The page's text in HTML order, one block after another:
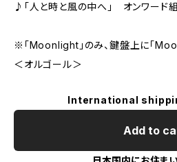
♪「人と時と風の中へ」 オンワード
※「Moonlight」のみ、鍵盤上に「
＜オルゴール＞
International
Add to